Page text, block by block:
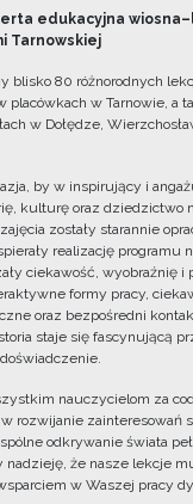
edukacyjna
Tarnowskiej
blisko 80 różnorodnych
placówkach w Tarnowie, a
w Dołędze,
by w inspirujący i
kulturę oraz dziedzictwo
zostały starannie
realizację programu
ciekawość, wyobraźnię i
formy pracy,
oraz bezpośredni
staje się fascynującą
nauczycielom za
rozwijanie zainteresowań
odkrywanie świata
nadzieję, że nasze lekcje
w Waszej pracy